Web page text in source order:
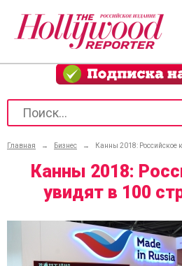
Главная → Бизнес → Канны 2018: Российское
Канны 2018:
увидят в 100